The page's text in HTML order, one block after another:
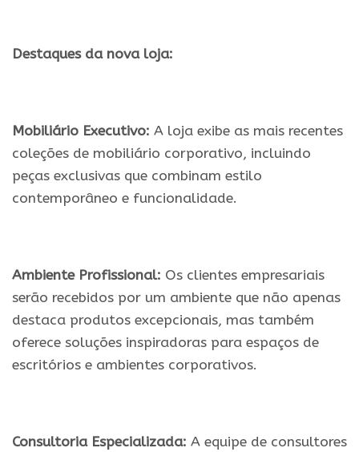
Destaques da nova loja:
Mobiliário Executivo: A loja exibe as mais recentes
coleções de mobiliário corporativo, incluindo
peças exclusivas que combinam estilo
contemporâneo e funcionalidade.
Ambiente Profissional: Os clientes empresariais
serão recebidos por um ambiente que não apenas
destaca produtos excepcionais, mas também
oferece soluções inspiradoras para espaços de
escritórios e ambientes corporativos.
Consultoria Especializada: A equipe de consultores